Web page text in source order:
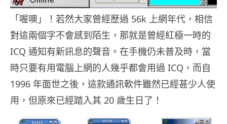
「喔噢」！若然大家曾經歷過 56k 上網年代，相信
對這兩個字不會感到陌生，那就是曾經紅極一時的
ICQ 通知有新訊息的聲音。在手機仍未普及時，當
時只要有用電腦上網的人幾乎都會用過 ICQ，而自
1996 年面世之後，這款通訊軟件雖然已經甚少人使
用，但原來已經踏入其 20 歲生日了！